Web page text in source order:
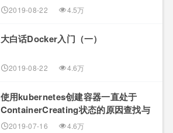
2019-08-22 4.5万
大白话Docker入门（一）
2019-08-22 4.6万
使用kubernetes创建容器一直处于
ContainerCreating状态的原因查找与
解决2019-07-16 4.6万